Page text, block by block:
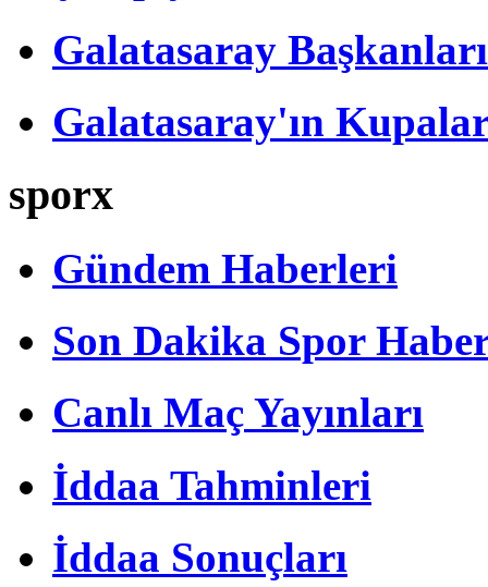
Galatasaray Başkanları
Galatasaray'ın
sporx
Gündem Haberleri
Son Dakika Spor
Canlı Maç Yayınları
İddaa Tahminleri
İddaa Sonuçları